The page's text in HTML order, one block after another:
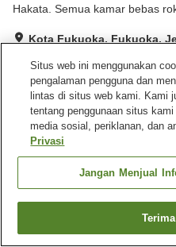
Hakata. Semua kamar bebas
Kota Fukuoka, Fukuoka,
Hebat Ulasan:526
Fasilitas properti
Tempat parkir
Pengiriman ke rumah
Beranda
Via Inn Hakata Ekimae (JR WestCari
Situs web ini menggunakan
pengalaman pengguna dan
lintas di situs web kami. Kami
tentang penggunaan situs
media sosial, periklanan, dan
Privasi
Jangan Menjual